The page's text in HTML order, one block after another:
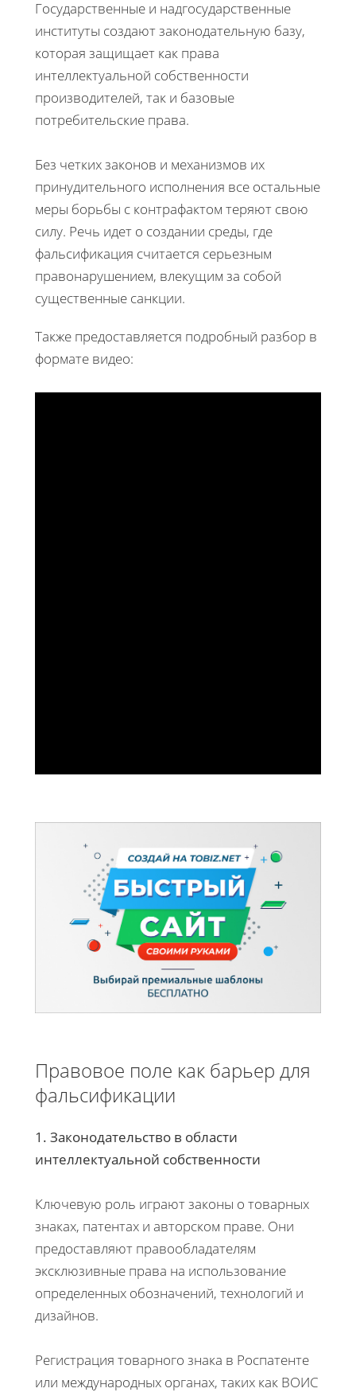
Государственные и надгосударственные
институты создают законодательную базу,
которая защищает как права
интеллектуальной собственности
производителей, так и базовые
потребительские права.
Без четких законов и механизмов их
принудительного исполнения все остальные
меры борьбы с контрафактом теряют свою
силу. Речь идет о создании среды, где
фальсификация считается серьезным
правонарушением, влекущим за собой
существенные санкции.
Также предоставляется подробный разбор в
формате видео:
Правовое поле как барьер для
фальсификации
1. Законодательство в области
интеллектуальной собственности
Ключевую роль играют законы о товарных
знаках, патентах и авторском праве. Они
предоставляют правообладателям
эксклюзивные права на использование
определенных обозначений, технологий и
дизайнов.
Регистрация товарного знака в Роспатенте
или международных органах, таких как ВОИС